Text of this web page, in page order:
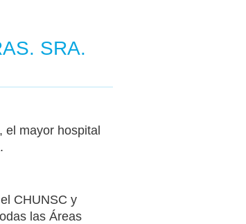
SRA.
el mayor hospital
CHUNSC y
las Áreas